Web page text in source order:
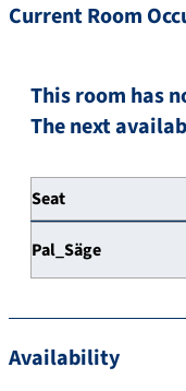
Current Room
This room has
The next
Seat
Pal_Säge
Availability